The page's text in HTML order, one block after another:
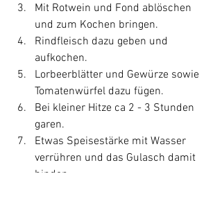
Mit Rotwein und Fond ablöschen
und zum Kochen bringen.
Rindfleisch dazu geben und
aufkochen.
Lorbeerblätter und Gewürze sowie
Tomatenwürfel dazu fügen.
Bei kleiner Hitze ca 2 - 3 Stunden
garen.
Etwas Speisestärke mit Wasser
verrühren und das Gulasch damit
binden.